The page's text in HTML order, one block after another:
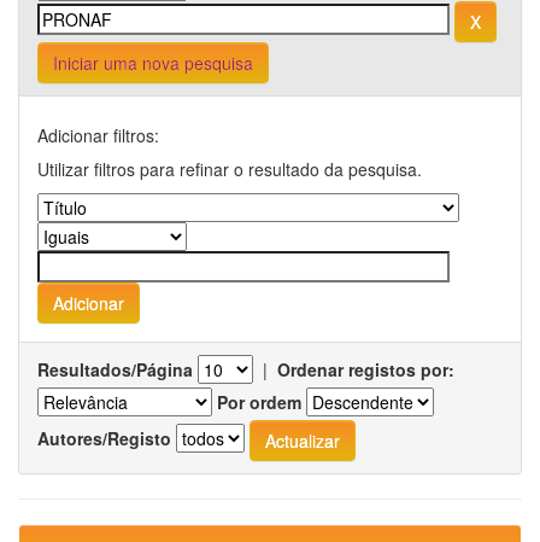
Iniciar uma nova pesquisa
Adicionar filtros:
Utilizar filtros para refinar o resultado da pesquisa.
Resultados/Página | Ordenar registos por:
Por ordem
Autores/Registo